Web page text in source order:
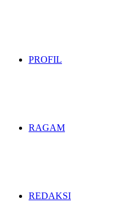
PROFIL
RAGAM
REDAKSI